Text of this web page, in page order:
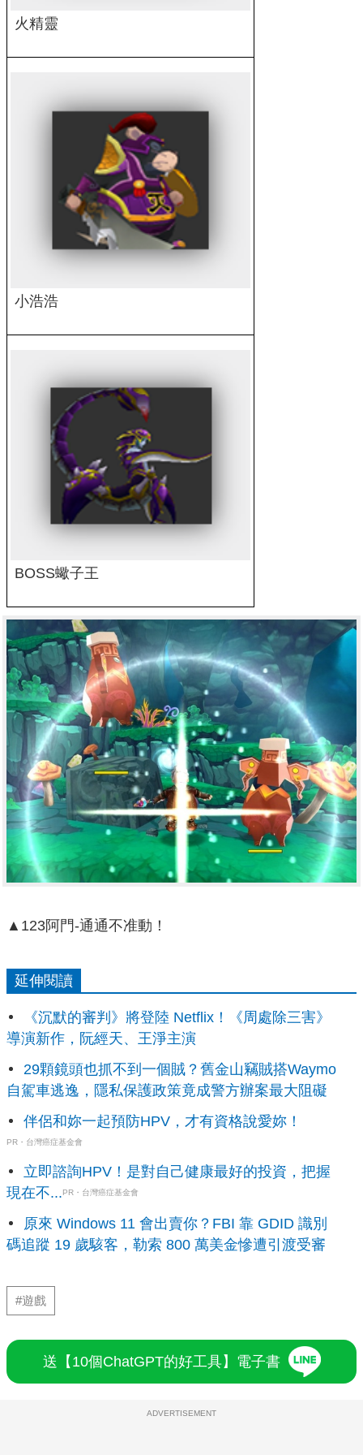
火精靈
小浩浩
BOSS蠍子王
▲123阿門-通通不准動！
延伸閱讀
《沉默的審判》將登陸 Netflix！《周處除三害》
導演新作，阮經天、王淨主演
29顆鏡頭也抓不到一個賊？舊金山竊賊搭Waymo
自駕車逃逸，隱私保護政策竟成警方辦案最大阻礙
伴侶和妳一起預防HPV，才有資格說愛妳！
PR・台灣癌症基金會
立即諮詢HPV！是對自己健康最好的投資，把握
現在不...PR・台灣癌症基金會
原來 Windows 11 會出賣你？FBI 靠 GDID 識別
碼追蹤 19 歲駭客，勒索 800 萬美金慘遭引渡受審
#遊戲
送【10個ChatGPT的好工具】電子書
ADVERTISEMENT